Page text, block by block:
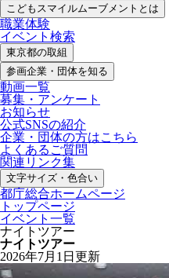
こどもスマイルムーブメントとは
職業体験
イベント検索
東京都の取組
参画企業・ 団体を知る
動画一覧
募集・ アンケート
お知らせ
公式SNSの紹介
企業・団体の方はこちら
よくあるご質問
関連リンク集
文字サイズ・色合い
都庁総合ホームページ
トップページ
イベント一覧
ナイトツアー
ナイトツアー
2026年7月1日更新